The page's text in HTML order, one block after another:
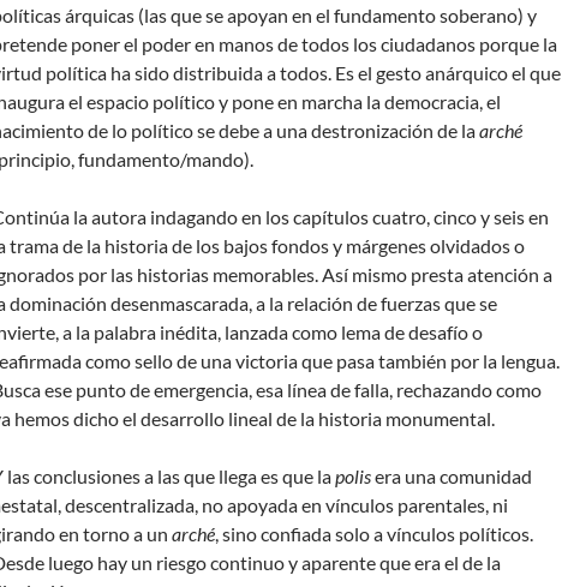
árquicas (las que se apoyan en el fundamento soberano) y
poner el poder en manos de todos los ciudadanos porque la
política ha sido distribuida a todos. Es el gesto anárquico el que
el espacio político y pone en marcha la democracia, el
de lo político se debe a una destronización de laarché
fundamento/mando).
la autora indagando en los capítulos cuatro, cinco y seis en
trama de la historia de los bajos fondos y márgenes olvidados o
por las historias memorables. Así mismo presta atención a
dominación desenmascarada, a la relación de fuerzas que se
a la palabra inédita, lanzada como lema de desafío o
como sello de una victoria que pasa también por la lengua.
ese punto de emergencia, esa línea de falla, rechazando como
hemos dicho el desarrollo lineal de la historia monumental.
las conclusiones a las que llega es que lapolisera una comunidad
descentralizada, no apoyada en vínculos parentales, ni
en torno a un arché, sino confiada solo a vínculos políticos.
luego hay un riesgo continuo y aparente que era el de la